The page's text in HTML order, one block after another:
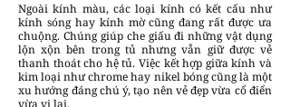
Ngoài kính màu, các loại kính có kết cấu như
kính sóng hay kính mờ cũng đang rất được ưa
chuộng. Chúng giúp che giấu đi những vật dụng
lộn xộn bên trong tủ nhưng vẫn giữ được vẻ
thanh thoát cho hệ tủ. Việc kết hợp giữa kính và
kim loại như chrome hay nikel bóng cũng là một
xu hướng đáng chú ý, tạo nên vẻ đẹp vừa cổ điển
vừa vị lai.